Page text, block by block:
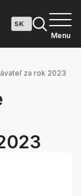
Menu
za rok 2023